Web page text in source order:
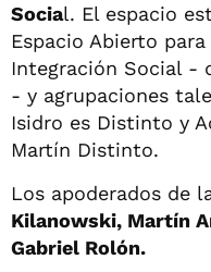
Social. El espacio
Espacio Abierto
Integración Social -
- y agrupaciones
Isidro es Distinto y
Martín Distinto.
Los apoderados de
Kilanowski, Martín
Gabriel Rolón.